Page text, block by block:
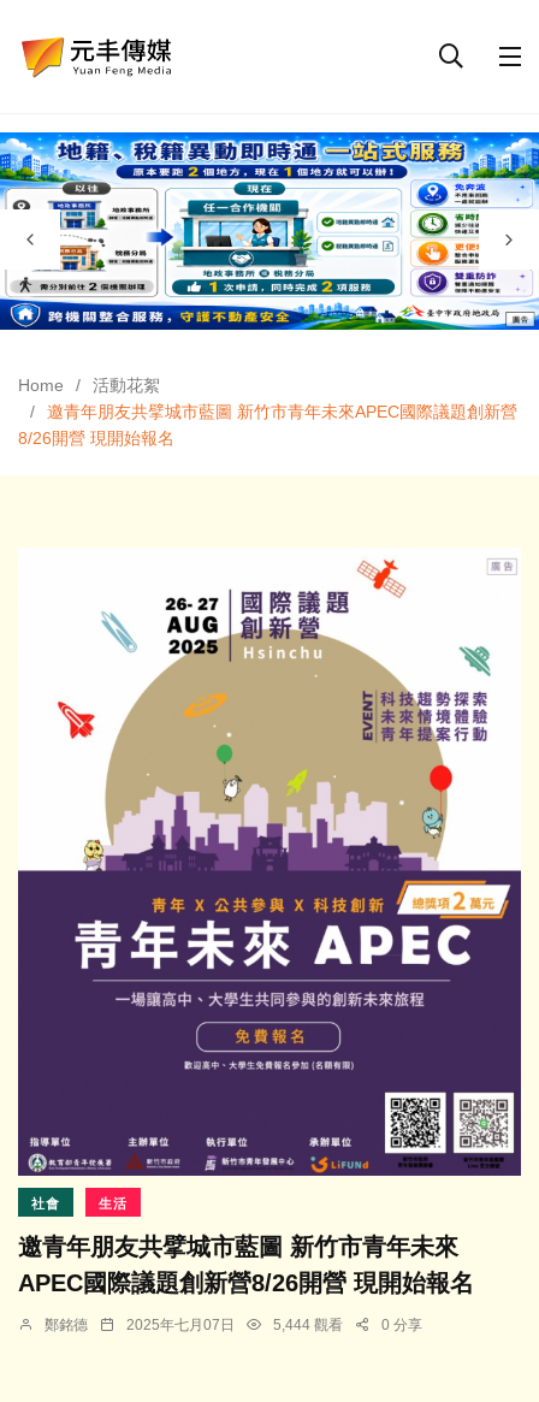
Home
活動花絮
邀青年朋友共擘城市藍圖 新竹市青年未來APEC國際議題創新營
8/26開營 現開始報名
社會 生活
邀青年朋友共擘城市藍圖 新竹市青年未來
APEC國際議題創新營8/26開營 現開始報名
鄭銘德 2025年七月07日 5,444 觀看 0 分享